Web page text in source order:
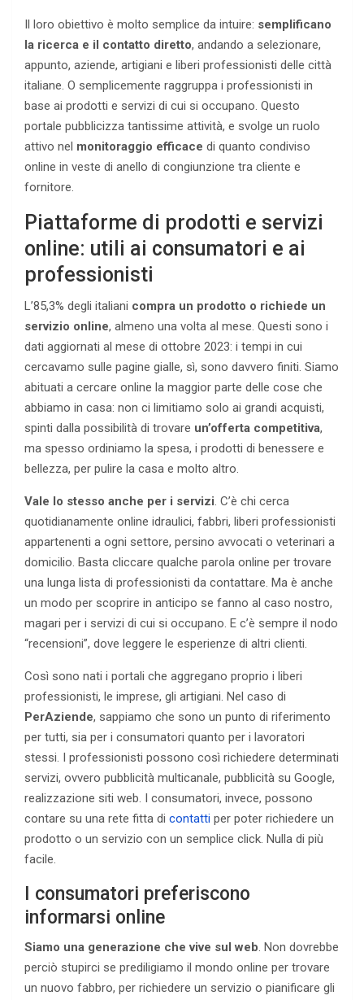
Il loro obiettivo è molto semplice da intuire: semplificano
la ricerca e il contatto diretto, andando a selezionare,
appunto, aziende, artigiani e liberi professionisti delle città
italiane. O semplicemente raggruppa i professionisti in
base ai prodotti e servizi di cui si occupano. Questo
portale pubblicizza tantissime attività, e svolge un ruolo
attivo nel monitoraggio efficace di quanto condiviso
online in veste di anello di congiunzione tra cliente e
fornitore.
Piattaforme di prodotti e servizi
online: utili ai consumatori e ai
professionisti
L’85,3% degli italiani compra un prodotto o richiede un
servizio online, almeno una volta al mese. Questi sono i
dati aggiornati al mese di ottobre 2023: i tempi in cui
cercavamo sulle pagine gialle, sì, sono davvero finiti. Siamo
abituati a cercare online la maggior parte delle cose che
abbiamo in casa: non ci limitiamo solo ai grandi acquisti,
spinti dalla possibilità di trovare un’offerta competitiva,
ma spesso ordiniamo la spesa, i prodotti di benessere e
bellezza, per pulire la casa e molto altro.
Vale lo stesso anche per i servizi. C’è chi cerca
quotidianamente online idraulici, fabbri, liberi professionisti
appartenenti a ogni settore, persino avvocati o veterinari a
domicilio. Basta cliccare qualche parola online per trovare
una lunga lista di professionisti da contattare. Ma è anche
un modo per scoprire in anticipo se fanno al caso nostro,
magari per i servizi di cui si occupano. E c’è sempre il nodo
“recensioni”, dove leggere le esperienze di altri clienti.
Così sono nati i portali che aggregano proprio i liberi
professionisti, le imprese, gli artigiani. Nel caso di
PerAziende, sappiamo che sono un punto di riferimento
per tutti, sia per i consumatori quanto per i lavoratori
stessi. I professionisti possono così richiedere determinati
servizi, ovvero pubblicità multicanale, pubblicità su Google,
realizzazione siti web. I consumatori, invece, possono
contare su una rete fitta di contatti per poter richiedere un
prodotto o un servizio con un semplice click. Nulla di più
facile.
I consumatori preferiscono
informarsi online
Siamo una generazione che vive sul web. Non dovrebbe
perciò stupirci se prediligiamo il mondo online per trovare
un nuovo fabbro, per richiedere un servizio o pianificare gli